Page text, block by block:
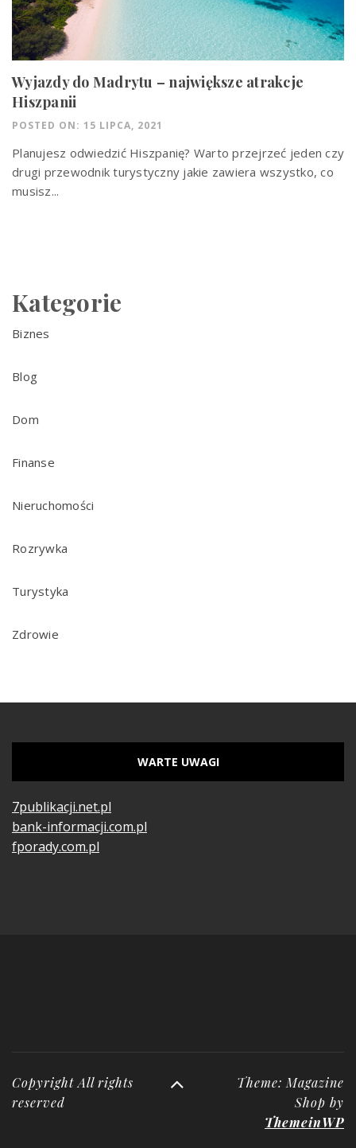
Wyjazdy do Madrytu – największe atrakcje
Hiszpanii
POSTED ON: 15 LIPCA, 2021
Planujesz odwiedzić Hiszpanię? Warto przejrzeć jeden czy
drugi przewodnik turystyczny jakie zawiera wszystko, co
musisz...
Kategorie
Biznes
Blog
Dom
Finanse
Nieruchomości
Rozrywka
Turystyka
Zdrowie
WARTE UWAGI
7publikacji.net.pl
bank-informacji.com.pl
fporady.com.pl
Copyright All rights
reserved
Theme: Magazine
Shop by
ThemeinWP